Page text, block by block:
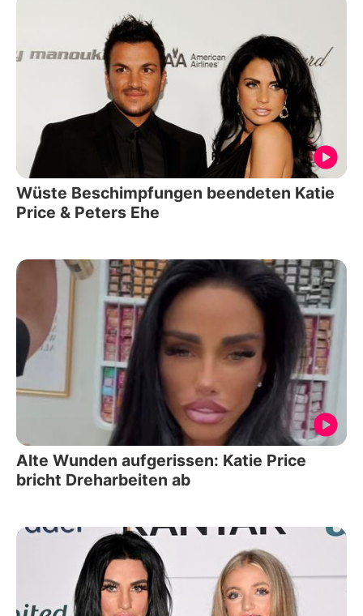
Wüste Beschimpfungen beendeten Katie
Price & Peters Ehe
Alte Wunden aufgerissen: Katie Price
bricht Dreharbeiten ab